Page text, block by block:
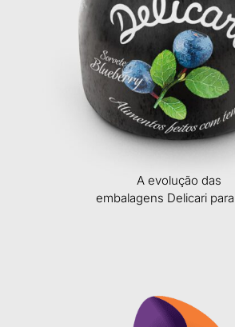
A evolução das
embalagens Delicari para